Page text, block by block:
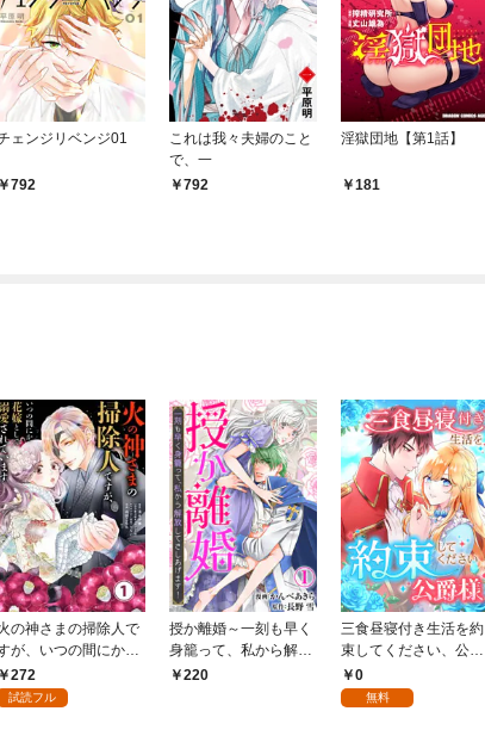
ェンジリベンジ01
792
これは我々夫婦のこと
で、一
792
淫獄団地【第1話】
181
の神さまの掃除人で
が、いつの間にか花
嫁として溺愛されてい
す【単話】（１）
272
試読フル
授か離婚～一刻も早く
身籠って、私から解放
してさしあげます！1
220
三食昼寝付き生活を約
束してください、公爵
様 1話
0
無料